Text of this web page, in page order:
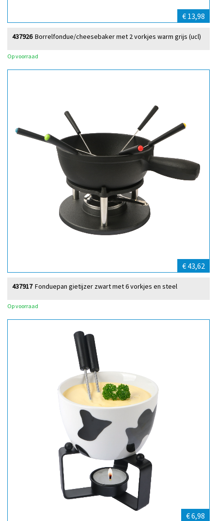
€ 13,98
Borrelfondue/cheesebaker met 2 vorkjes warm grijs (ucl)
437926
Op voorraad
€ 43,62
Fonduepan gietijzer zwart met 6 vorkjes en steel
437917
Op voorraad
€ 6,98